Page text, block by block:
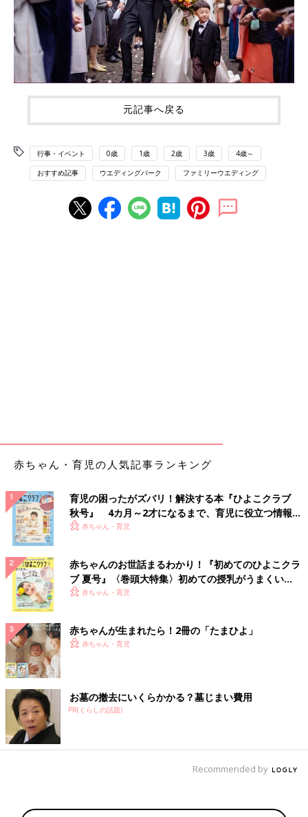
元記事へ戻る
行事・イベント 0歳 1歳 2歳 3歳 4歳～
おすすめ記事 ウエディングパーク ファミリーウエディング
赤ちゃん・育児の人気記事ランキング
育児の困ったがズバリ！解決する本『ひよこクラブ
秋号』 4カ月～2才になるまで、育児に役立つ情報が
いっぱい！
赤ちゃん・育児
赤ちゃんのお世話まるわかり！『初めてのひよこクラ
ブ 夏号』〈巻頭大特集〉初めての授乳がうまくい
く！ おっぱい・ミルクの基本と夏のトラブル 解決テ
赤ちゃん・育児
赤ちゃんが生まれたら！2冊の「たまひよ」
赤ちゃん・育児
お墓の撤去にいくらかかる？墓じまい費用
PR(くらしの話題)
Recommended by